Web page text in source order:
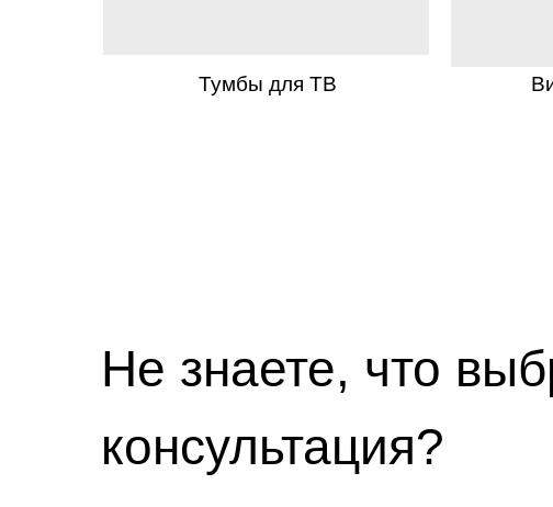
Тумбы для ТВ
Не знаете, что
консультация?